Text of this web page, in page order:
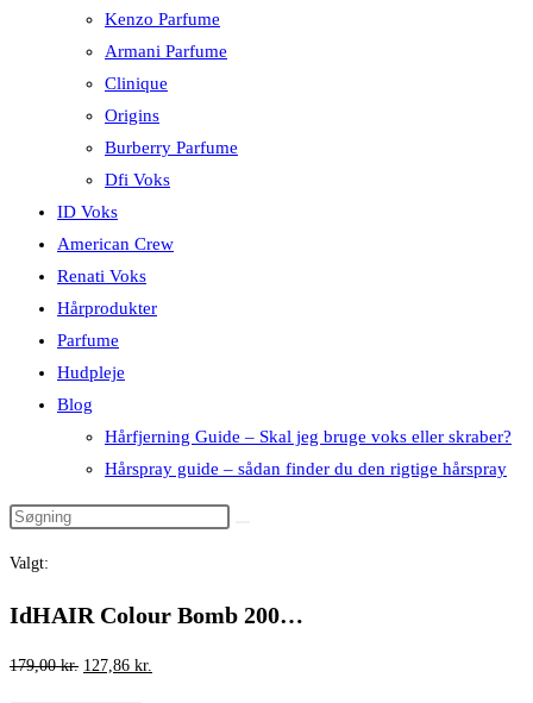
Kenzo Parfume
Armani Parfume
Clinique
Origins
Burberry Parfume
Dfi Voks
ID Voks
American Crew
Renati Voks
Hårprodukter
Parfume
Hudpleje
Blog
Hårfjerning Guide – Skal jeg bruge voks eller skraber?
Hårspray guide – sådan finder du den rigtige hårspray
Valgt:
IdHAIR Colour Bomb 200…
179,00kr. Den
127,86 kr.